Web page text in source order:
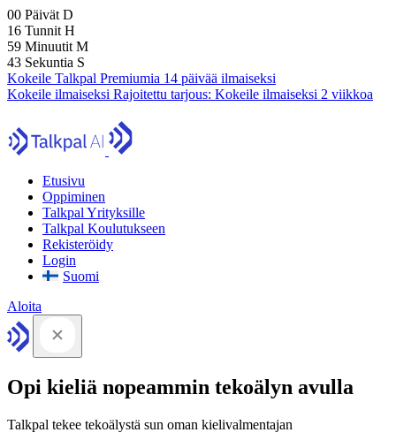
00 Päivät D
16 Tunnit H
59 Minuutit M
42 Sekuntia S
Kokeile Talkpal Premiumia 14 päivää ilmaiseksi
Kokeile ilmaiseksi Rajoitettu tarjous: Kokeile ilmaiseksi 2 viikkoa
Etusivu
Oppiminen
Talkpal Yrityksille
Talkpal Koulutukseen
Rekisteröidy
Login
Suomi
Aloita
Opi kieliä nopeammin tekoälyn avulla
Talkpal tekee tekoälystä sun oman kielivalmentajan